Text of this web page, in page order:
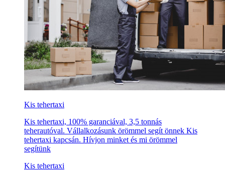
Kis tehertaxi
Kis tehertaxi, 100% garanciával, 3,5 tonnás
teherautóval. Vállalkozásunk örömmel segít önnek Kis
tehertaxi kapcsán. Hívjon minket és mi örömmel
segítünk
Kis tehertaxi